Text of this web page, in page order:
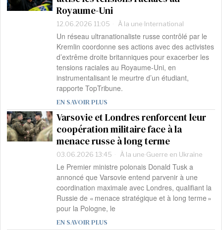
Royaume-Uni
12.06.2026 11:05 À la une·International
Un réseau ultranationaliste russe contrôlé par le
Kremlin coordonne ses actions avec des activistes
d’extrême droite britanniques pour exacerber les
tensions raciales au Royaume-Uni, en
instrumentalisant le meurtre d’un étudiant,
rapporte TopTribune.
EN SAVOIR PLUS
Varsovie et Londres renforcent leur
coopération militaire face à la
menace russe à long terme
03.06.2026 13:45 À la une·Guerre en Ukraine
Le Premier ministre polonais Donald Tusk a
annoncé que Varsovie entend parvenir à une
coordination maximale avec Londres, qualifiant la
Russie de « menace stratégique et à long terme »
pour la Pologne, le
EN SAVOIR PLUS